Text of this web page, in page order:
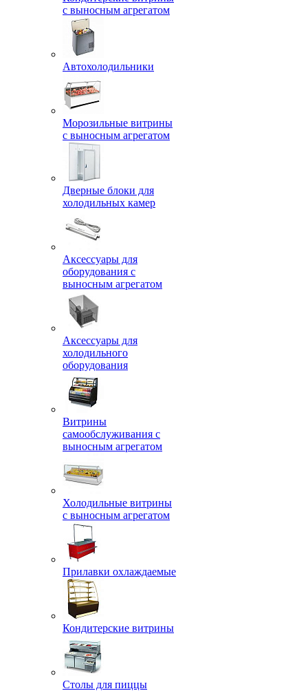
с выносным агрегатом
Автохолодильники
Морозильные витрины
с выносным агрегатом
Дверные блоки для
холодильных камер
Аксессуары для
оборудования с
выносным агрегатом
Аксессуары для
холодильного
оборудования
Витрины
самообслуживания с
выносным агрегатом
Холодильные витрины
с выносным агрегатом
Прилавки охлаждаемые
Кондитерские витрины
Столы для пиццы